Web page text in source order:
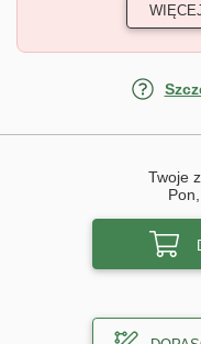
Twoje